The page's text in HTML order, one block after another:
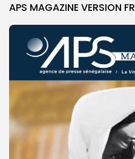
APS MAGAZINE VERSION FR